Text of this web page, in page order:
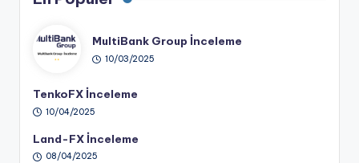
MultiBank Group İnceleme
10/03/2025
TenkoFX İnceleme
10/04/2025
Land-FX İnceleme
08/04/2025